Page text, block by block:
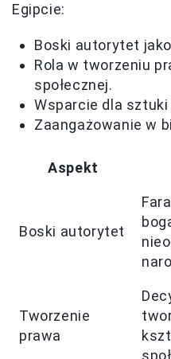
Egipcie:
Boski autorytet
Rola w tworzeniu
społecznej.
Wsparcie dla
Zaangażowanie w
Aspekt
Boski autorytet
Tworzenie
prawa